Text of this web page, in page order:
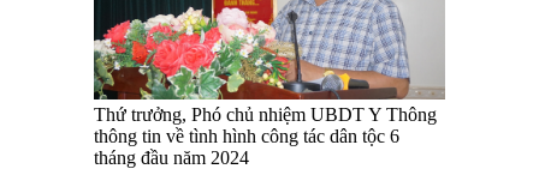
Thứ trưởng, Phó chủ nhiệm UBDT Y Thông
thông tin về tình hình công tác dân tộc 6
tháng đầu năm 2024